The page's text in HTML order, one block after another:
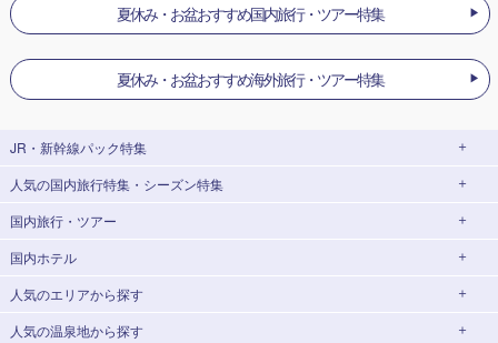
夏休み・お盆おすすめ国内旅行・ツアー特集
夏休み・お盆おすすめ海外旅行・ツアー特集
JR・新幹線パック特集
JR・新幹線＋ホテルパック
出張パック
人気の国内旅行特集・シーズン特集
東京ディズニーリゾート®への旅
ユニバーサル・スタジオ・ジャパン(USJ)
国内旅行・ツアー
北海道旅行・ツアー
東北旅行・ツアー
青森旅行・ツアー
国内ホテル
北海道ホテル・旅館
人気のエリアから探す
人気の温泉地から探す